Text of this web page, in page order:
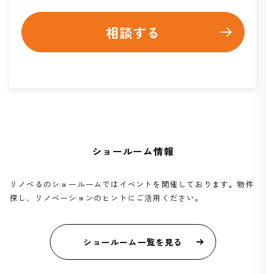
相談する
ショールーム情報
リノベるのショールームではイベントを開催しております。物件
探し、リノベーションのヒントにご活用ください。
ショールーム一覧を見る